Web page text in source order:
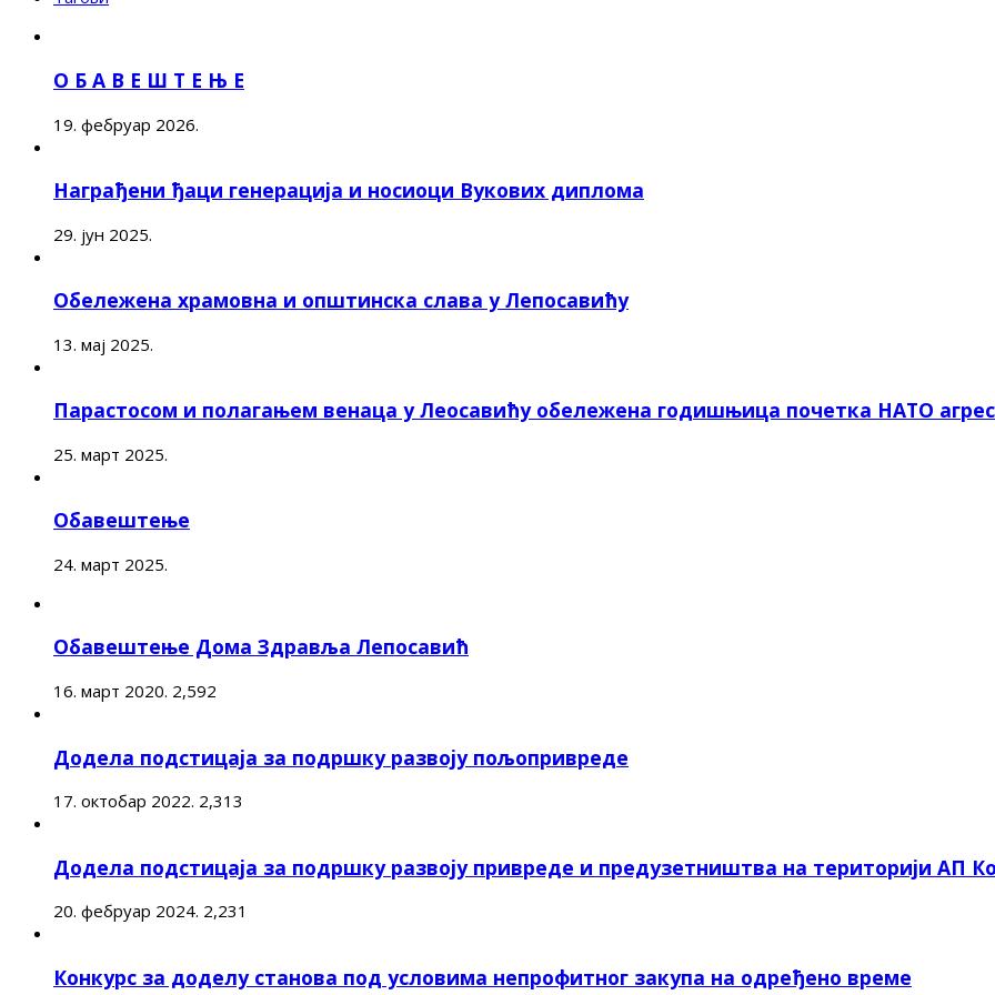
О Б А В Е Ш Т Е Њ Е
19. фебруар 2026.
Награђени ђаци генерација и носиоци Вукових диплома
29. јун 2025.
Обележена храмовна и општинска слава у Лепосавићу
13. мај 2025.
Парастосом и полагањем венаца у Леосавићу обележена годишњица почетка НАТО
25. март 2025.
Обавештење
24. март 2025.
Обавештење Дома Здравља Лепосавић
16. март 2020. 2,592
Додела подстицаја за подршку развоју пољопривреде
17. октобар 2022. 2,313
Додела подстицаја за подршку развоју привреде и предузетништва на територији АП
20. фебруар 2024. 2,231
Конкурс за доделу станова под условима непрофитног закупа на одређено време